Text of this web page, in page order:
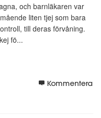
och barnläkaren var
liten tjej som bara
till deras förvåning.
fö...
Kommentera